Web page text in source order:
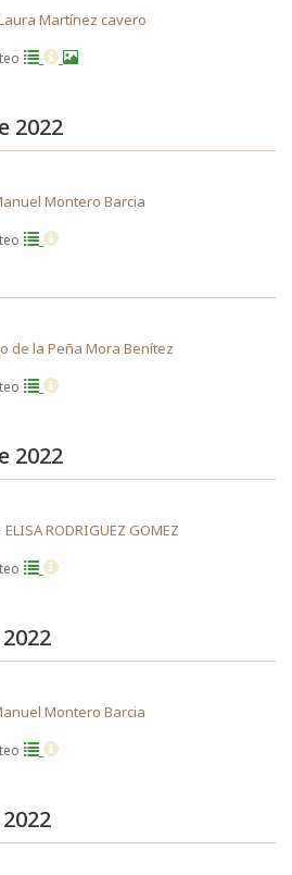
Martínez cavero
2022
Montero Barcia
de la Peña Mora Benítez
2022
ELISA RODRIGUEZ GOMEZ
Montero Barcia